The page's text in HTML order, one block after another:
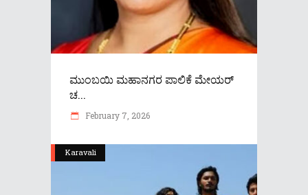
ಮುಂಬಯಿ ಮಹಾನಗರ ಪಾಲಿಕೆ ಮೇಯರ್‌
ಚ...
February 7, 2026
Karavali